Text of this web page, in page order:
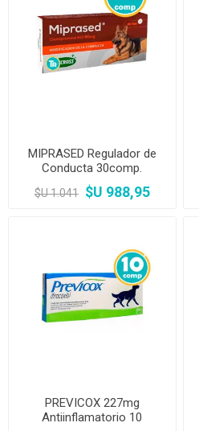
MIPRASED Regulador de
Conducta 30comp.
$U 1.041 $U 988,95
PREVICOX 227mg
Antiinflamatorio 10